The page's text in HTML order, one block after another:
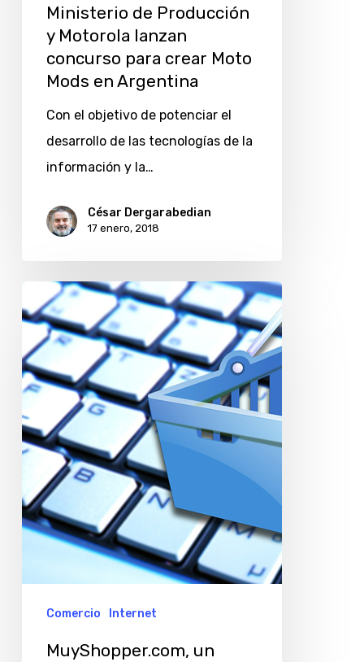
Ministerio de Producción
y Motorola lanzan
concurso para crear Moto
Mods en Argentina
Con el objetivo de potenciar el
desarrollo de las tecnologías de la
información y la…
César Dergarabedian
17 enero, 2018
MuyShopper.com,
un
asistente
en
línea
con
ahorros
hasta
un
Comercio Internet
MuyShopper.com, un